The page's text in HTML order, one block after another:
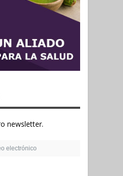
Suscribete a nuestro newsletter.